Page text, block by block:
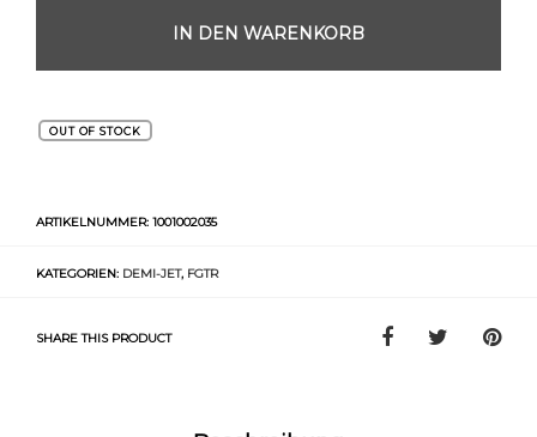
IN DEN WARENKORB
OUT OF STOCK
ARTIKELNUMMER: 1001002035
KATEGORIEN: DEMI-JET, FGTR
SHARE THIS PRODUCT